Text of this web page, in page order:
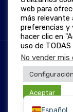
web para
más relevante
preferencias y
hacer clic en
uso de TODAS
No vender
Aceptar
Español
English